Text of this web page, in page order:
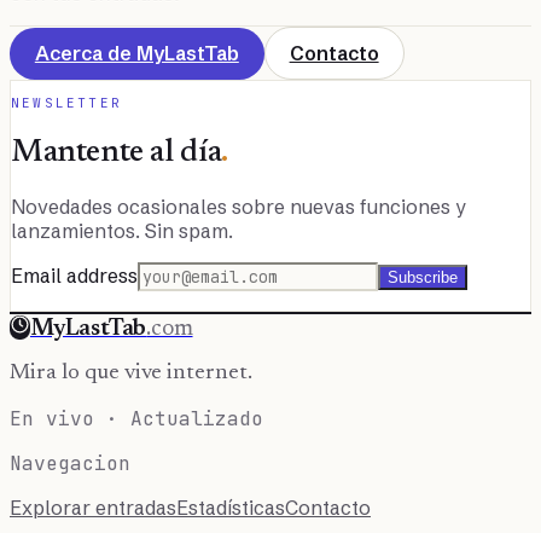
Acerca de MyLastTab Contacto
NEWSLETTER
Mantente al día.
Novedades ocasionales sobre nuevas funciones y
lanzamientos. Sin spam.
Email address
Subscribe
MyLastTab.com
Mira lo que vive internet.
En vivo · Actualizado
Navegacion
Explorar entradasEstadísticasContacto